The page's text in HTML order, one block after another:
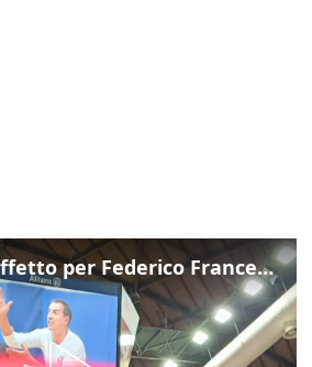
I messaggi di affetto per Federico Franceschin: così il mondo del basket gli è stato accanto fino all’ultimo